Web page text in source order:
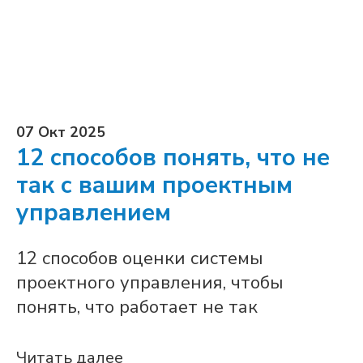
07 Окт 2025
12 способов понять, что не
так с вашим проектным
управлением
12 способов оценки системы
проектного управления, чтобы
понять, что работает не так
Читать далее